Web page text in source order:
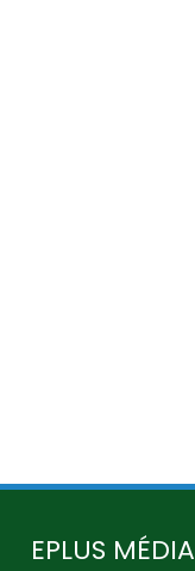
EPLUS MÉDIA